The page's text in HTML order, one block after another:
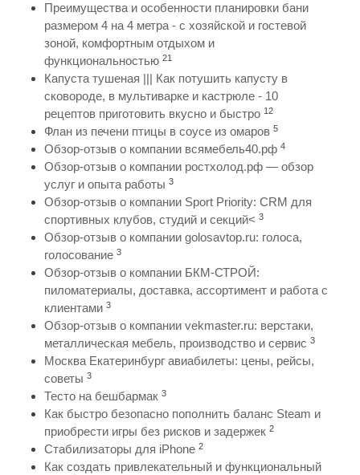
Преимущества и особенности планировки бани
размером 4 на 4 метра - с хозяйской и гостевой
зоной, комфортным отдыхом и
функциональностью 21
Капуста тушеная ||| Как потушить капусту в
сковороде, в мультиварке и кастрюле - 10
рецептов приготовить вкусно и быстро 12
Флан из печени птицы в соусе из омаров 5
Обзор-отзыв о компании всямебель40.рф 4
Обзор-отзыв о компании ростхолод.рф — обзор
услуг и опыта работы 3
Обзор-отзыв о компании Sport Priority: CRM для
спортивных клубов, студий и секций< 3
Обзор-отзыв о компании golosavtop.ru: голоса,
голосование 3
Обзор-отзыв о компании БКМ-СТРОЙ:
пиломатериалы, доставка, ассортимент и работа с
клиентами 3
Обзор-отзыв о компании vekmaster.ru: верстаки,
металлическая мебель, производство и сервис 3
Москва Екатеринбург авиабилеты: цены, рейсы,
советы 3
Тесто на бешбармак 3
Как быстро безопасно пополнить баланс Steam и
приобрести игры без рисков и задержек 2
Стабилизаторы для iPhone 2
Как создать привлекательный и функциональный